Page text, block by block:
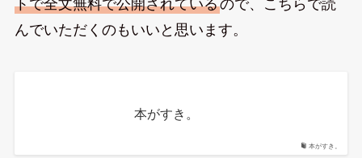
トで全文無料で公開されているので、こちらで読
んでいただくのもいいと思います。
本がすき。
本がすき。